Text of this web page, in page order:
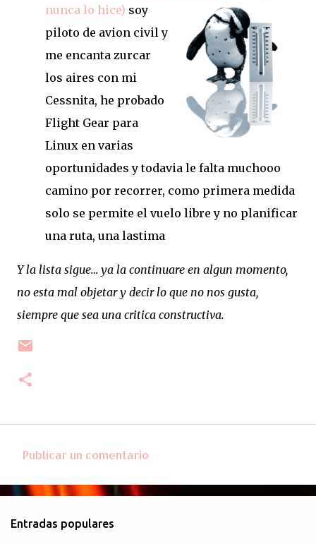
nunca lo hice) soy
piloto de avion civil y
me encanta zurcar
los aires con mi
Cessnita, he probado
Flight Gear para
Linux en varias
oportunidades y todavia le falta muchooo
camino por recorrer, como primera medida
solo se permite el vuelo libre y no planificar
una ruta, una lastima
Y la lista sigue… ya la continuare en algun momento,
no esta mal objetar y decir lo que no nos gusta,
siempre que sea una critica constructiva.
o
e
Publicar un comentario
Entradas populares